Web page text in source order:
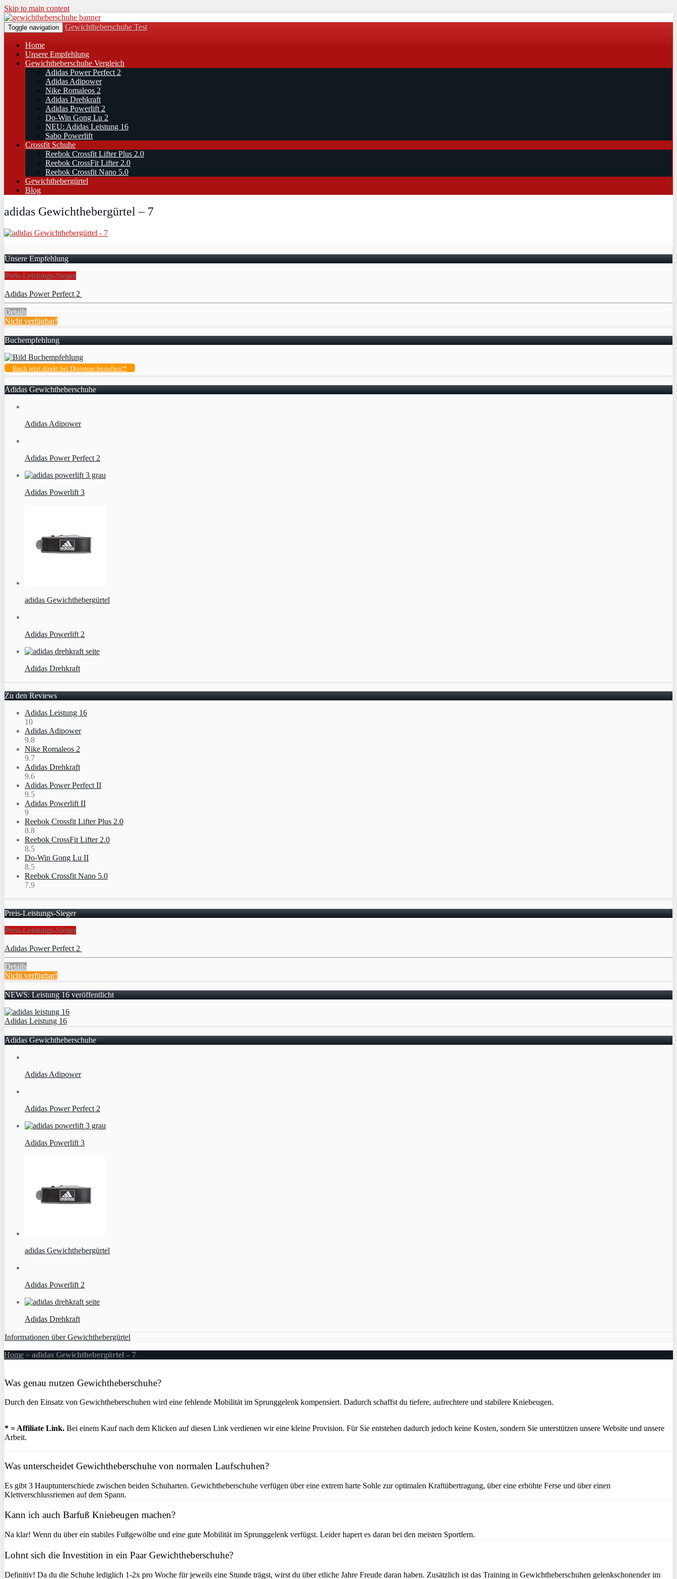
Skip to main content
Toggle navigation Gewichtheberschuhe Test
Home
Unsere Empfehlung
Gewichtheberschuhe Vergleich
Adidas Power Perfect 2
Adidas Adipower
Nike Romaleos 2
Adidas Drehkraft
Adidas Powerlift 2
Do-Win Gong Lu 2
NEU: Adidas Leistung 16
Sabo Powerlift
Crossfit Schuhe
Reebok Crossfit Lifter Plus 2.0
Reebok CrossFit Lifter 2.0
Reebok Crossfit Nano 5.0
Gewichthebergürtel
Blog
adidas Gewichthebergürtel – 7
Unsere Empfehlung
Preis-Leistungs-Sieger
Adidas Power Perfect 2
Details
Nicht verfügbar!
Buchempfehlung
Buch jetzt direkt bei Digistore bestellen!*
Adidas Gewichtheberschuhe
Adidas Adipower
Adidas Power Perfect 2
Adidas Powerlift 3
adidas Gewichthebergürtel
Adidas Powerlift 2
Adidas Drehkraft
Zu den Reviews
Adidas Leistung 16
10
Adidas Adipower
9.8
Nike Romaleos 2
9.7
Adidas Drehkraft
9.6
Adidas Power Perfect II
9.5
Adidas Powerlift II
9
Reebok Crossfit Lifter Plus 2.0
8.8
Reebok CrossFit Lifter 2.0
8.5
Do-Win Gong Lu II
8.5
Reebok Crossfit Nano 5.0
7.9
Preis-Leistungs-Sieger
Preis-Leistungs-Sieger
Adidas Power Perfect 2
Details
Nicht verfügbar!
NEWS: Leistung 16 veröffentlicht
Adidas Leistung 16
Adidas Gewichtheberschuhe
Adidas Adipower
Adidas Power Perfect 2
Adidas Powerlift 3
adidas Gewichthebergürtel
Adidas Powerlift 2
Adidas Drehkraft
Informationen über Gewichthebergürtel
Home » adidas Gewichthebergürtel – 7
Was genau nutzen Gewichtheberschuhe?
Durch den Einsatz von Gewichtheberschuhen wird eine fehlende Mobilität im Sprunggelenk kompensiert. Dadurch schaffst du tiefere, aufrechtere und stabilere Kniebeugen.
* = Affiliate Link. Bei einem Kauf nach dem Klicken auf diesen Link verdienen wir eine kleine Provision. Für Sie entstehen dadurch jedoch keine Kosten, sondern Sie unterstützen unsere Website und unsere
Arbeit.
Was unterscheidet Gewichtheberschuhe von normalen Laufschuhen?
Es gibt 3 Hauptunterschiede zwischen beiden Schuharten. Gewichtheberschuhe verfügen über eine extrem harte Sohle zur optimalen Kraftübertragung, über eine erhöhte Ferse und über einen
Klettverschlussriemen auf dem Spann.
Kann ich auch Barfuß Kniebeugen machen?
Na klar! Wenn du über ein stabiles Fußgewölbe und eine gute Mobilität im Sprunggelenk verfügst. Leider hapert es daran bei den meisten Sportlern.
Lohnt sich die Investition in ein Paar Gewichtheberschuhe?
Definitiv! Da du die Schuhe lediglich 1-2x pro Woche für jeweils eine Stunde trägst, wirst du über etliche Jahre Freude daran haben. Zusätzlich ist das Training in Gewichtheberschuhen gelenkschonender im